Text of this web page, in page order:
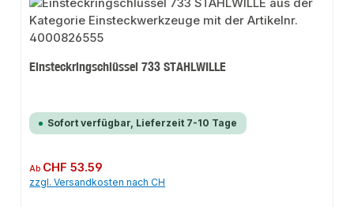
Einsteckringschlüssel 733 STAHLWILLE
Sofort verfügbar, Lieferzeit 7-10 Tage
Regulärer Preis:
Ab CHF 53.59
zzgl. Versandkosten nach CH